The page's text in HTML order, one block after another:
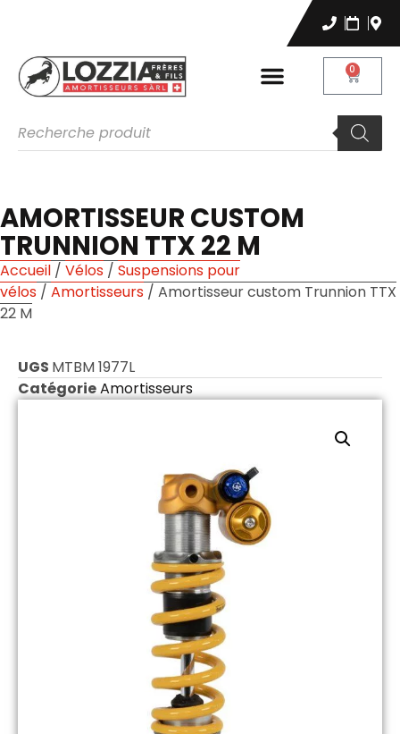
0
AMORTISSEUR CUSTOM
TRUNNION TTX 22 M
Accueil / Vélos / Suspensions pour
vélos / Amortisseurs / Amortisseur custom Trunnion TTX
22 M
UGS MTBM 1977L
CatégorieAmortisseurs